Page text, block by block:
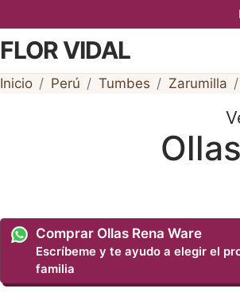
FLOR VIDAL
Inicio Perú Tumbes Zarumilla
Comprar Ollas Rena Ware
Escríbeme y te ayudo a elegir el
familia